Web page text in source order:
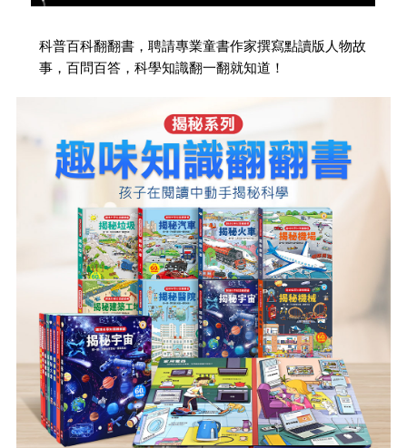
科普百科翻翻書，聘請專業童書作家撰寫點讀版人物故
事，百問百答，科學知識翻一翻就知道！